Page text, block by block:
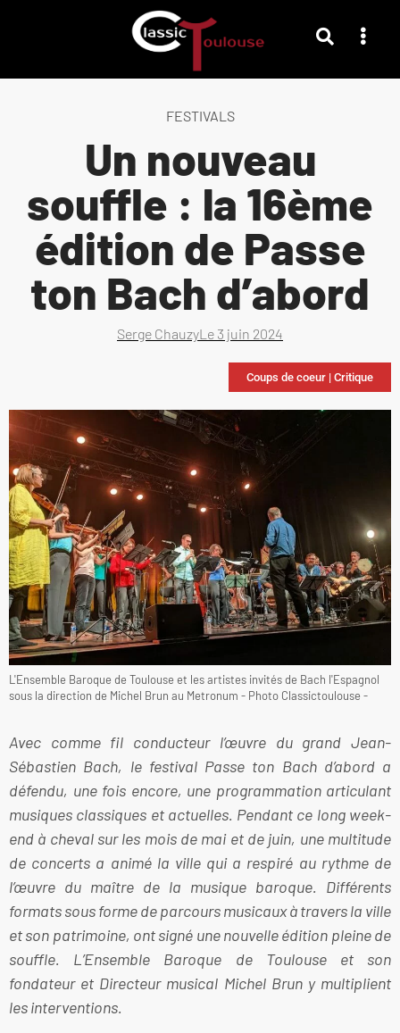
FESTIVALS
Un nouveau
souffle : la 16ème
édition de Passe
ton Bach d’abord
Serge ChauzyLe 3 juin 2024
Coups de coeur | Critique
L'Ensemble Baroque de Toulouse et les artistes invités de Bach l'Espagnol
sous la direction de Michel Brun au Metronum - Photo Classictoulouse -
Avec comme fil conducteur l’œuvre du grand Jean-
Sébastien Bach, le festival Passe ton Bach d’abord a
défendu, une fois encore, une programmation articulant
musiques classiques et actuelles. Pendant ce long week-
end à cheval sur les mois de mai et de juin, une multitude
de concerts a animé la ville qui a respiré au rythme de
l’œuvre du maître de la musique baroque. Différents
formats sous forme de parcours musicaux à travers la ville
et son patrimoine, ont signé une nouvelle édition pleine de
souffle. L’Ensemble Baroque de Toulouse et son
fondateur et Directeur musical Michel Brun y multiplient
les interventions.